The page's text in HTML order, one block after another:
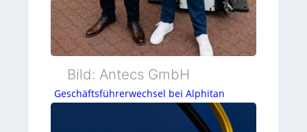
Bild: Antecs GmbH
Geschäftsführerwechsel bei Alphitan